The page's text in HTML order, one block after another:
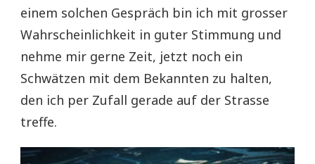
einem solchen Gespräch bin ich mit grosser
Wahrscheinlichkeit in guter Stimmung und
nehme mir gerne Zeit, jetzt noch ein
Schwätzen mit dem Bekannten zu halten,
den ich per Zufall gerade auf der Strasse
treffe.